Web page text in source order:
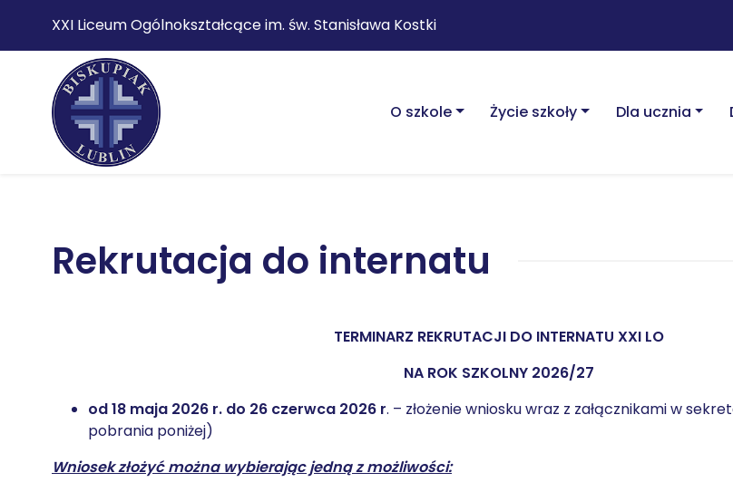
XXI Liceum Ogólnokształcące im. św. Stanisława Kostki
O szkole Życie szkoły Dla ucznia
Rekrutacja do internatu
TERMINARZ REKRUTACJI DO INTERNATU XXI LO
NA ROK SZKOLNY 2026/27
od 18 maja 2026 r. do 26 czerwca 2026 r. – złożenie wniosku wraz z załącznikami w
pobrania poniżej)
Wniosek złożyć można wybierając jedną z możliwości: